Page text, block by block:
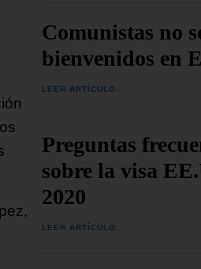
Comunistas no
bienvenidos en
LEER ARTÍCULO...
Preguntas
sobre la visa
2020
LEER ARTÍCULO...